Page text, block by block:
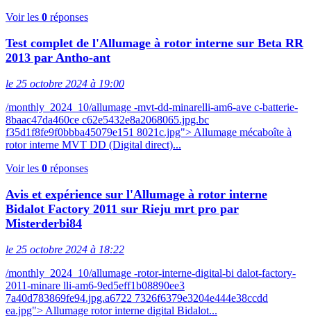
Voir les 0 réponses
Test complet de l'Allumage à rotor interne sur Beta RR
2013 par Antho-ant
le 25 octobre 2024 à 19:00
/monthly_2024_10/allumage -mvt-dd-minarelli-am6-ave c-batterie-
8baac47da460ce c62e5432e8a2068065.jpg.bc
f35d1f8fe9f0bbba45079e151 8021c.jpg"> Allumage mécaboîte à
rotor interne MVT DD (Digital direct)...
Voir les 0 réponses
Avis et expérience sur l'Allumage à rotor interne
Bidalot Factory 2011 sur Rieju mrt pro par
Misterderbi84
le 25 octobre 2024 à 18:22
/monthly_2024_10/allumage -rotor-interne-digital-bi dalot-factory-
2011-minare lli-am6-9ed5eff1b08890ee3
7a40d783869fe94.jpg.a6722 7326f6379e3204e444e38ccdd
ea.jpg"> Allumage rotor interne digital Bidalot...